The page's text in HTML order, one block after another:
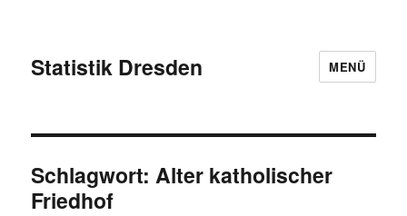
Statistik Dresden MENÜ
Schlagwort:Alter katholischer
Friedhof